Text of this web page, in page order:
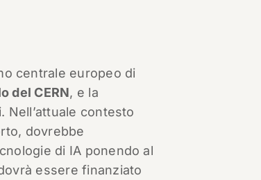
centrale europeo di
del CERN, e la
Nell’attuale contesto
dovrebbe
di IA ponendo al
essere finanziato